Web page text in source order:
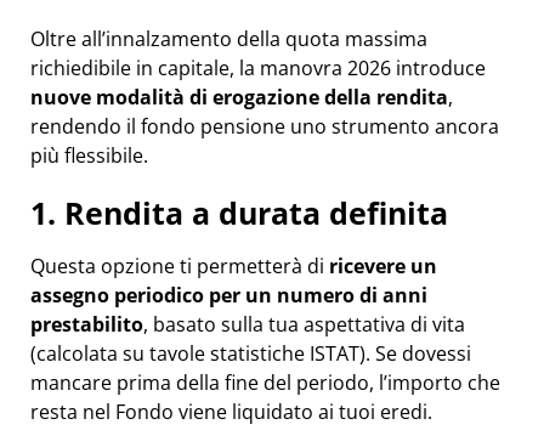
Oltre all’innalzamento della quota massima
richiedibile in capitale, la manovra 2026 introduce
nuove modalità di erogazione della rendita,
rendendo il fondo pensione uno strumento ancora
più flessibile.
1. Rendita a durata definita
Questa opzione ti permetterà di ricevere un
assegno periodico per un numero di anni
prestabilito, basato sulla tua aspettativa di vita
(calcolata su tavole statistiche ISTAT). Se dovessi
mancare prima della fine del periodo, l’importo che
resta nel Fondo viene liquidato ai tuoi eredi.